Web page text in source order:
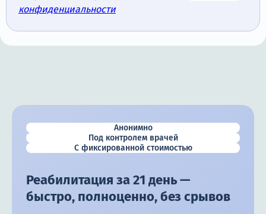
конфиденциальности
Анонимно
Под контролем врачей
С фиксированной стоимостью
Реабилитация за 21 день —
быстро, полноценно, без срывов